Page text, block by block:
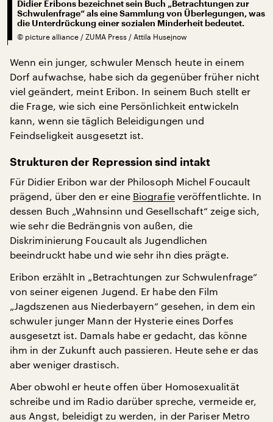
Didier Eribons bezeichnet sein Buch „Betrachtungen zur
Schwulenfrage“ als eine Sammlung von Überlegungen, was
die Unterdrückung einer sozialen Minderheit bedeutet.
© picture alliance / ZUMA Press / Attila Husejnow
Wenn ein junger, schwuler Mensch heute in einem
Dorf aufwachse, habe sich da gegenüber früher nicht
viel geändert, meint Eribon. In seinem Buch stellt er
die Frage, wie sich eine Persönlichkeit entwickeln
kann, wenn sie täglich Beleidigungen und
Feindseligkeit ausgesetzt ist.
Strukturen der Repression sind intakt
Für Didier Eribon war der Philosoph Michel Foucault
prägend, über den er eine Biografieveröffentlichte. In
dessen Buch „Wahnsinn und Gesellschaft“ zeige sich,
wie sehr die Bedrängnis von außen, die
Diskriminierung Foucault als Jugendlichen
beeindruckt habe und wie sehr ihn dies prägte.
Eribon erzählt in „Betrachtungen zur Schwulenfrage“
von seiner eigenen Jugend. Er habe den Film
„Jagdszenen aus Niederbayern“ gesehen, in dem ein
schwuler junger Mann der Hysterie eines Dorfes
ausgesetzt ist. Damals habe er gedacht, das könne
ihm in der Zukunft auch passieren. Heute sehe er das
aber weniger drastisch.
Aber obwohl er heute offen über Homosexualität
schreibe und im Radio darüber spreche, vermeide er,
aus Angst, beleidigt zu werden, in der Pariser Metro